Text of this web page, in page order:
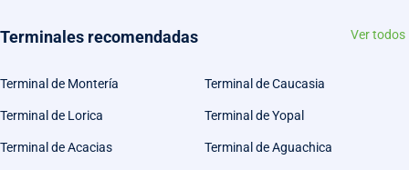
Terminales recomendadas Ver todos
Terminal de Montería Terminal de Caucasia
Terminal de Lorica Terminal de Yopal
Terminal de Acacias Terminal de Aguachica